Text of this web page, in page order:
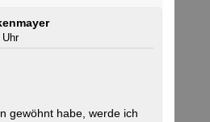
gewöhnt habe, werde ich